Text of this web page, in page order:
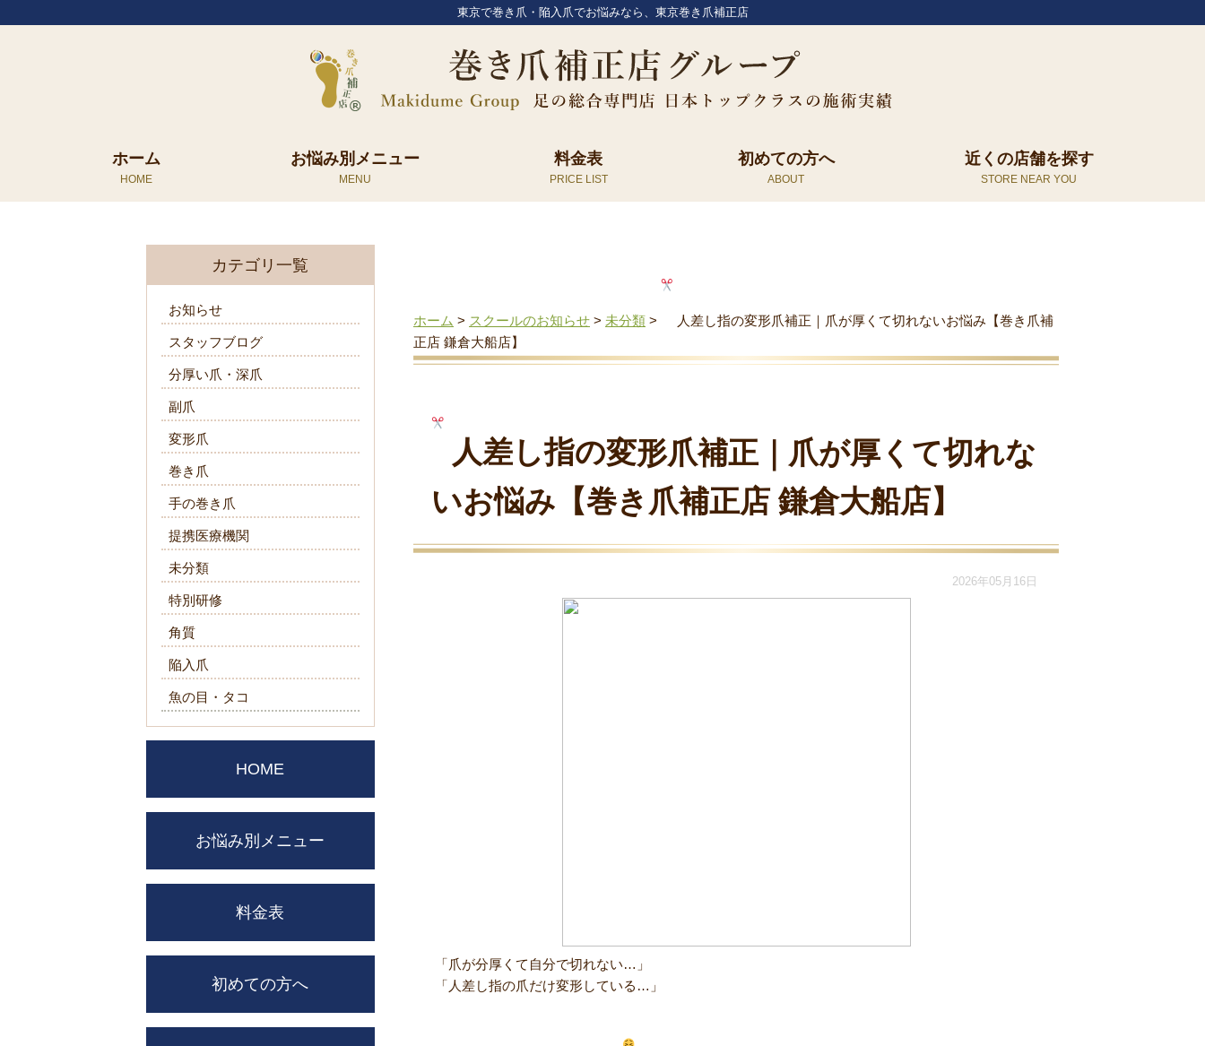
東京で巻き爪・陥入爪でお悩みなら、東京巻き爪補正店
ホーム お悩み別メニュー 料金表 初めての方へ 近くの店舗を探す
ホーム > スクールのお知らせ > 未分類 >
人差し指の変形爪補正｜爪が厚くて切れないお悩み【巻き爪補
正店 鎌倉大船店】
人差し指の変形爪補正｜爪が厚くて切れな
いお悩み【巻き爪補正店 鎌倉大船店】
2026年05月16日
「爪が分厚くて自分で切れない…」
「人差し指の爪だけ変形している…」
カテゴリ一覧
お知らせ
スタッフブログ
分厚い爪・深爪
副爪
変形爪
巻き爪
手の巻き爪
提携医療機関
未分類
特別研修
角質
陥入爪
魚の目・タコ
HOME
お悩み別メニュー
料金表
初めての方へ